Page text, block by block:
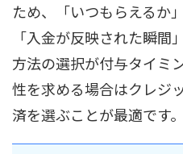
ため、「いつもらえるか
「入金が反映された瞬間
方法の選択が付与タイミ
性を求める場合はクレジ
済を選ぶことが最適です。